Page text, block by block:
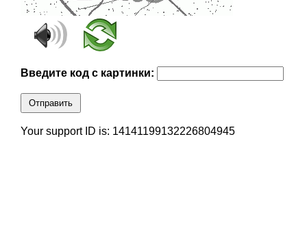
Введите код с картинки:
Отправить
Your support ID is: 14141199132226804945